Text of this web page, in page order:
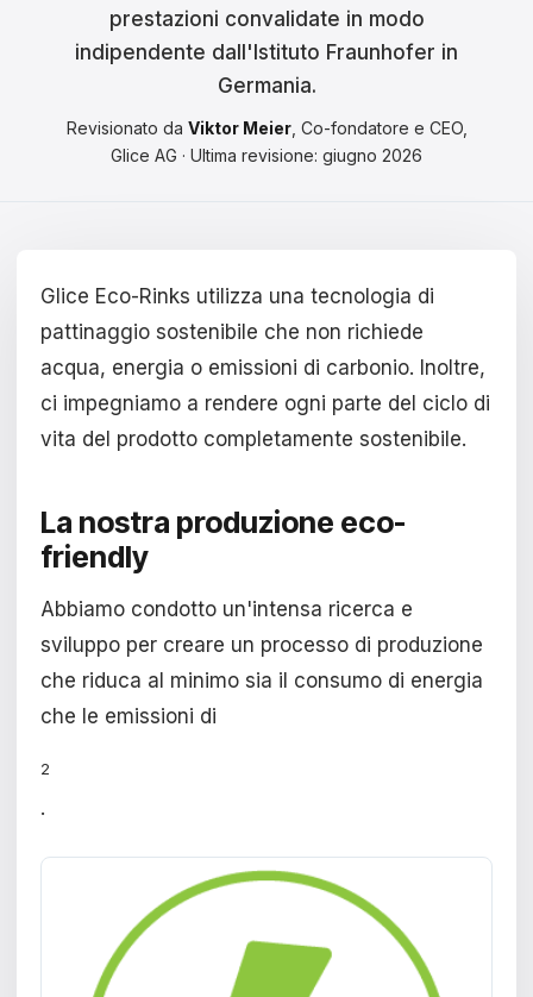
Čeština
Hrvatski
한국어
中文
Русский
Slovenčina
العربية
prestazioni convalidate in modo
indipendente dall'Istituto Fraunhofer in
Germania.
Revisionato da Viktor Meier, Co-fondatore e CEO,
Glice AG · Ultima revisione: giugno 2026
Glice Eco-Rinks utilizza una tecnologia di
pattinaggio sostenibile che non richiede
acqua, energia o emissioni di carbonio. Inoltre,
ci impegniamo a rendere ogni parte del ciclo di
vita del prodotto completamente sostenibile.
La nostra produzione eco-
friendly
Abbiamo condotto un'intensa ricerca e
sviluppo per creare un processo di produzione
che riduca al minimo sia il consumo di energia
che le emissioni di
2
.